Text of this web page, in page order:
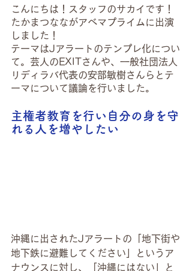
こんにちは！スタッフのサカイです！
たかまつなながアベマプライムに出演
しました！
テーマはJアラートのテンプレ化につい
て。芸人のEXITさんや、一般社団法人
リディラバ代表の安部敏樹さんらとテ
ーマについて議論を行いました。
主権者教育を行い自分の身を守
れる人を増やしたい
沖縄に出されたJアラートの「地下街や
地下鉄に避難してください」というア
ナウンスに対し、「沖縄にはない」と